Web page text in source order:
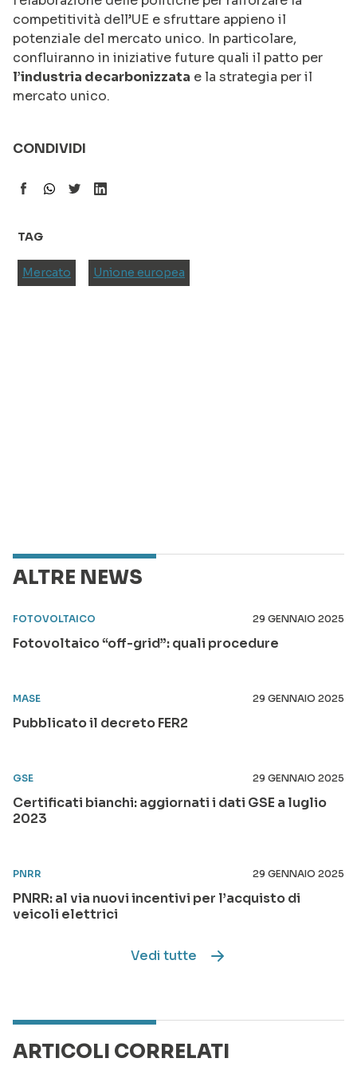
competitività dell’UE e sfruttare appieno il
potenziale del mercato unico. In particolare,
confluiranno in iniziative future quali il patto per
l’industria decarbonizzata e la strategia per il
mercato unico.
CONDIVIDI
TAG
Mercato Unione europea
ALTRE NEWS
FOTOVOLTAICO 29 GENNAIO 2025
Fotovoltaico “off-grid”: quali procedure
MASE 29 GENNAIO 2025
Pubblicato il decreto FER2
GSE 29 GENNAIO 2025
Certificati bianchi: aggiornati i dati GSE a luglio
2023
PNRR 29 GENNAIO 2025
PNRR: al via nuovi incentivi per l’acquisto di
veicoli elettrici
Vedi tutte
ARTICOLI CORRELATI